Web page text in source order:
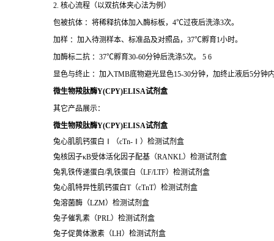
2. 核心流程（以双抗体夹心法为例）
包被抗体 ：将稀释抗体加入酶标板，4℃过夜后洗涤3次。
加样 ：加入待测样本、标准品及对照品，37℃孵育1小时。
加酶标二抗 ：37℃孵育30-60分钟后洗涤5次。 5 6
显色与终止 ：加入TMB底物避光显色15-30分钟，加终止液后5分钟
微生物羧肽酶Y(CPY)ELISA试剂盒
其它产品展示：
微生物羧肽酶Y(CPY)ELISA试剂盒
兔心肌肌钙蛋白
（cTn- Ⅰ）检测试剂盒
兔核因子κB受体活化因子配基（RANKL）检测试剂盒
兔乳铁传递蛋白/乳铁蛋白（LF/LTF）检测试剂盒
兔心肌特异性肌钙蛋白T（cTnT）检测试剂盒
兔溶菌酶（LZM）检测试剂盒
兔子催乳素（PRL）检测试剂盒
兔子促黄体激素（LH）检测试剂盒